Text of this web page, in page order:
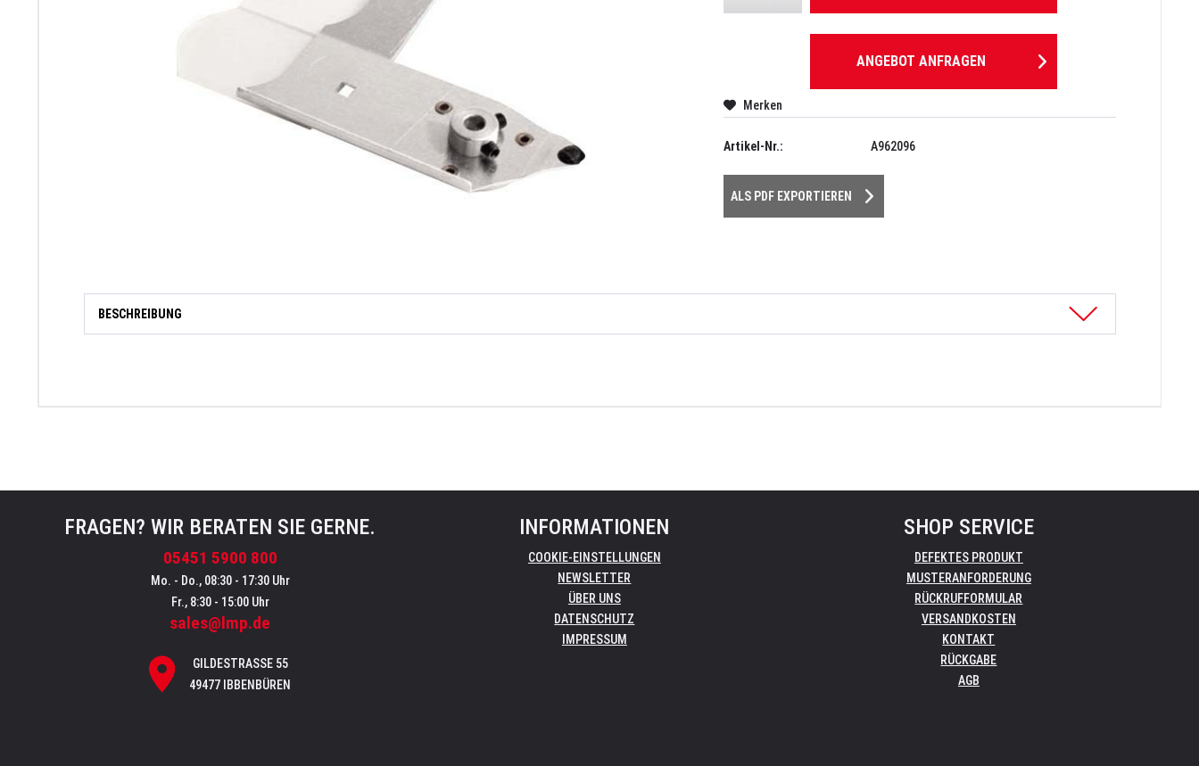
ANGEBOT ANFRAGEN
Merken
Artikel-Nr.: A962096
ALS PDF EXPORTIEREN
BESCHREIBUNG
FRAGEN? WIR BERATEN SIE GERNE.
05451 5900 800
Mo. - Do., 08:30 - 17:30 Uhr
Fr., 8:30 - 15:00 Uhr
sales@lmp.de
GILDESTRASSE 55
49477 IBBENBÜREN
INFORMATIONEN
COOKIE-EINSTELLUNGEN
NEWSLETTER
ÜBER UNS
DATENSCHUTZ
IMPRESSUM
SHOP SERVICE
DEFEKTES PRODUKT
MUSTERANFORDERUNG
RÜCKRUFFORMULAR
VERSANDKOSTEN
KONTAKT
RÜCKGABE
AGB